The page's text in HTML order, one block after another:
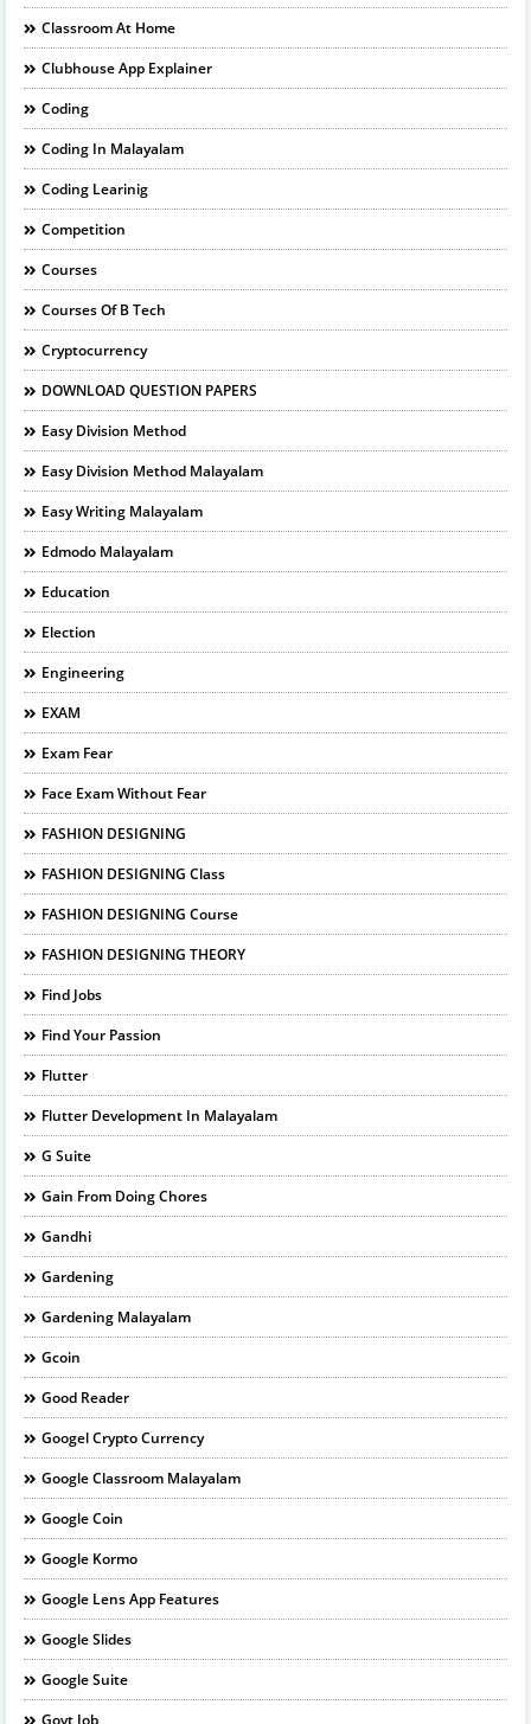
Classroom At Home
Clubhouse App Explainer
Coding
Coding In Malayalam
Coding Learinig
Competition
Courses
Courses Of B Tech
Cryptocurrency
DOWNLOAD QUESTION PAPERS
Easy Division Method
Easy Division Method Malayalam
Easy Writing Malayalam
Edmodo Malayalam
Education
Election
Engineering
EXAM
Exam Fear
Face Exam Without Fear
FASHION DESIGNING
FASHION DESIGNING Class
FASHION DESIGNING Course
FASHION DESIGNING THEORY
Find Jobs
Find Your Passion
Flutter
Flutter Development In Malayalam
G Suite
Gain From Doing Chores
Gandhi
Gardening
Gardening Malayalam
Gcoin
Good Reader
Googel Crypto Currency
Google Classroom Malayalam
Google Coin
Google Kormo
Google Lens App Features
Google Slides
Google Suite